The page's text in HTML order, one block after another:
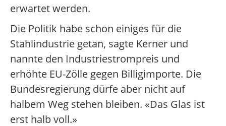
erwartet werden.
Die Politik habe schon einiges für die
Stahlindustrie getan, sagte Kerner und
nannte den Industriestrompreis und
erhöhte EU-Zölle gegen Billigimporte. Die
Bundesregierung dürfe aber nicht auf
halbem Weg stehen bleiben. «Das Glas ist
erst halb voll.»